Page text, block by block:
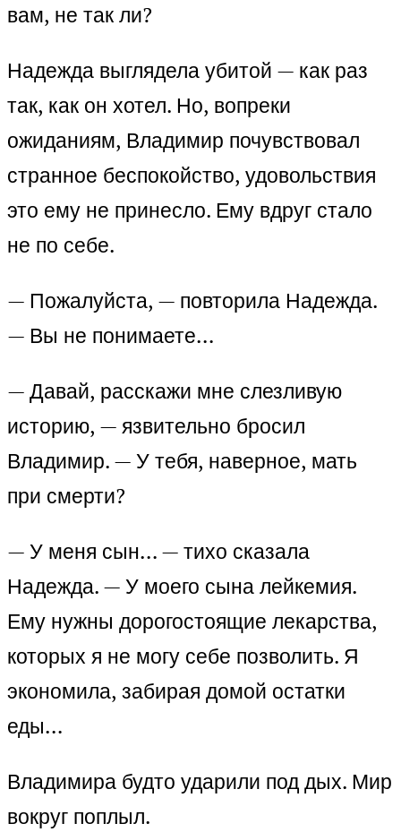
вам, не так ли?
Надежда выглядела убитой — как раз
так, как он хотел. Но, вопреки
ожиданиям, Владимир почувствовал
странное беспокойство, удовольствия
это ему не принесло. Ему вдруг стало
не по себе.
— Пожалуйста, — повторила Надежда.
— Вы не понимаете…
— Давай, расскажи мне слезливую
историю, — язвительно бросил
Владимир. — У тебя, наверное, мать
при смерти?
— У меня сын… — тихо сказала
Надежда. — У моего сына лейкемия.
Ему нужны дорогостоящие лекарства,
которых я не могу себе позволить. Я
экономила, забирая домой остатки
еды…
Владимира будто ударили под дых. Мир
вокруг поплыл.